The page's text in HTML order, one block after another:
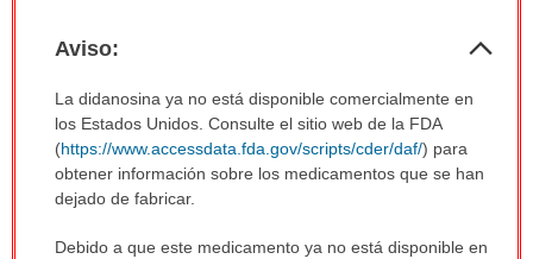
Aviso:
Aviso:
sido
extendido.
La didanosina ya no está disponible comercialmente en
los Estados Unidos. Consulte el sitio web de la FDA
(https://www.accessdata.fda.gov/scripts/cder/daf/) para
obtener información sobre los medicamentos que se han
dejado de fabricar.
Debido a que este medicamento ya no está disponible en